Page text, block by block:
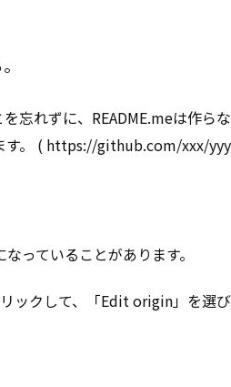
忘れずに、README.meは作らな
す。 ( https://github.com/xxx/
っていることがあります。
クして、「Edit origin」を選び